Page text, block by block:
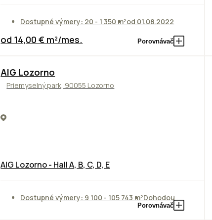
Dostupné výmery: 20 - 1 350 m²od 01.08.2022
od 14,00 € m²/mes. Porovnávač
TOP
AIG Lozorno
Priemyselný park, 90055 Lozorno
AIG Lozorno - Hall A, B, C, D, E
Dostupné výmery: 9 100 - 105 743 m²Dohodou
Porovnávač